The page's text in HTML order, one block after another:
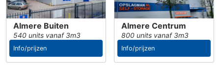
Almere Buiten
540 units vanaf 3m3
Info/prijzen
Almere Centrum
800 units vanaf 3m3
Info/prijzen